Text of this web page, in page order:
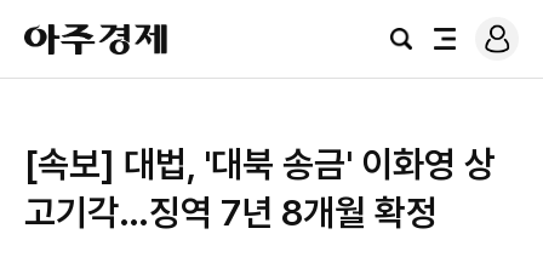
아
주
경
검
전
로
그
[속보] 대법, '대북 송금' 이화영 상
고기각…징역 7년 8개월 확정